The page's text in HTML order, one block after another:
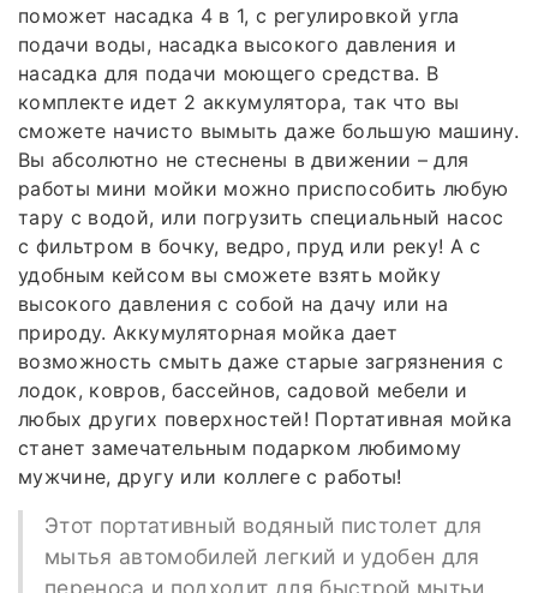
поможет насадка 4 в 1, с регулировкой угла
подачи воды, насадка высокого давления и
насадка для подачи моющего средства. В
комплекте идет 2 аккумулятора, так что вы
сможете начисто вымыть даже большую машину.
Вы абсолютно не стеснены в движении – для
работы мини мойки можно приспособить любую
тару с водой, или погрузить специальный насос
с фильтром в бочку, ведро, пруд или реку! А с
удобным кейсом вы сможете взять мойку
высокого давления с собой на дачу или на
природу. Аккумуляторная мойка дает
возможность смыть даже старые загрязнения с
лодок, ковров, бассейнов, садовой мебели и
любых других поверхностей! Портативная мойка
станет замечательным подарком любимому
мужчине, другу или коллеге с работы!
Этот портативный водяный пистолет для
мытья автомобилей легкий и удобен для
переноса и подходит для быстрой мытьи